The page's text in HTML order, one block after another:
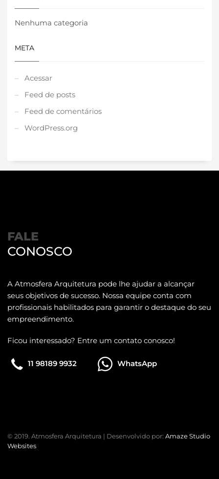
Nenhuma categoria
META
Acessar
Feed de posts
Feed de comentários
WordPress.org
FALE
CONOSCO
A Atmosfera Arquitetura pode lhe ajudar a alcançar
seus objetivos de sucesso. Nossa equipe conta com
profissionais habilitados para garantir o destaque do seu
empreendimento.
Ficou interessado? Entre um contato conosco!
11 98189 9932 WhatsApp
© 2019. Atmosfera Arquitetura | Desenvolvido por: Amaze Studio
Websites